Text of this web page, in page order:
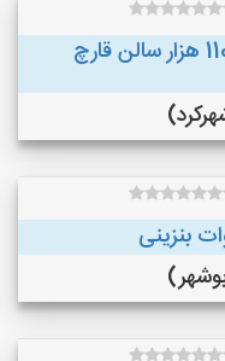
جت هیتر فن گلخانه بخاری 110 هزار سالن قارچ